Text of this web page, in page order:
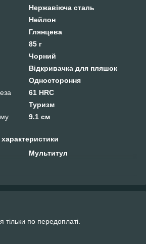
Нержавіюча сталь
Нейлон
Глянцева
85 г
Чорний
Відкривачка для пляшок
Одностороння
61 HRC
Туризм
9.1 см
Мультитул
тільки по передоплаті.